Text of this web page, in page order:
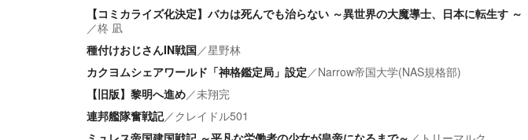
【コミカライズ化決定】バカは死んでも治らない ～異世界の大魔導士、日本に転生す ～
／柊 凪
種付けおじさんIN戦国／星野林
カクヨムシェアワールド「神格鑑定局」設定／Narrow帝国大学(NAS規格部)
【旧版】黎明へ進め／未翔完
連邦艦隊奮戦記／クレイドル501